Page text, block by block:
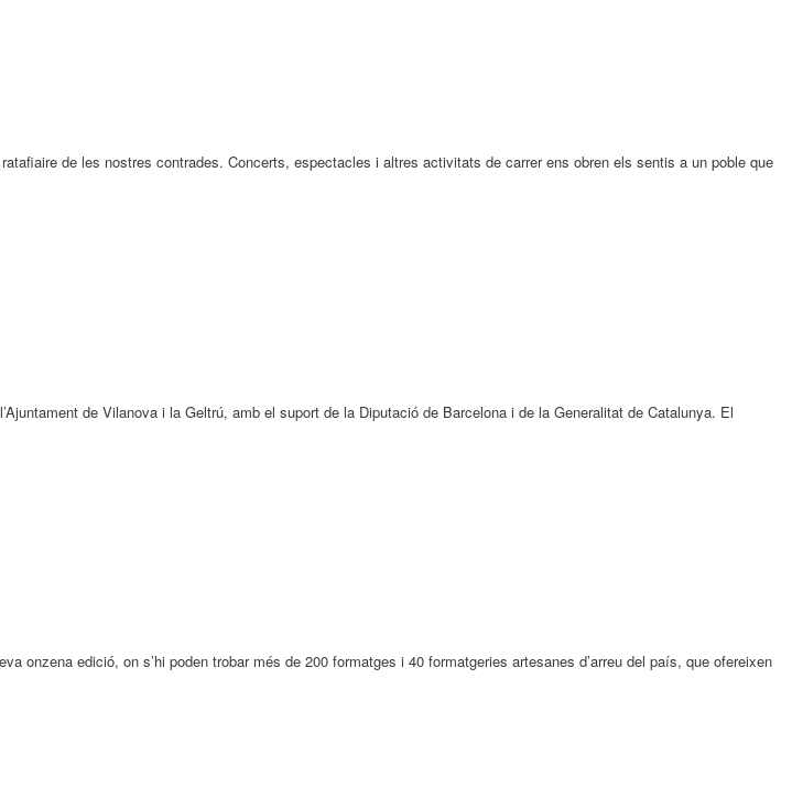
de les nostres contrades. Concerts, espectacles i altres activitats de carrer ens obren els sentis a un poble que
de Vilanova i la Geltrú, amb el suport de la Diputació de Barcelona i de la Generalitat de Catalunya. El
edició, on s’hi poden trobar més de 200 formatges i 40 formatgeries artesanes d’arreu del país, que ofereixen